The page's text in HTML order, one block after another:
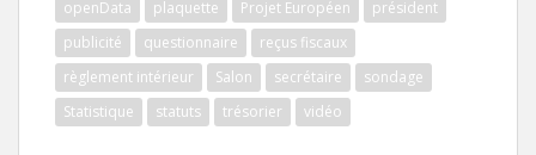
openData
plaquette Projet Européen
président
publicité
questionnaire
reçus fiscaux
règlement intérieur
Salon secrétaire
sondage
Statistique
statuts trésorier vidéo